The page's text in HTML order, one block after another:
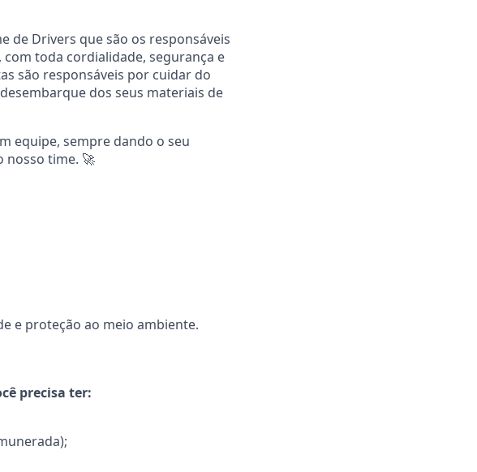
de Drivers que são os responsáveis
toda cordialidade, segurança e
são responsáveis por cuidar do
dos seus materiais de
equipe, sempre dando o seu
nosso time. 🚀
e proteção ao meio ambiente.
precisa ter: